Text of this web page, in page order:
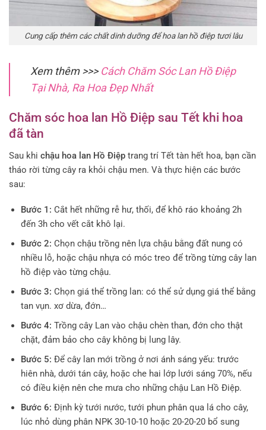
Cung cấp thêm các chất dinh dưỡng để hoa lan hồ điệp tươi lâu
Xem thêm >>>Cách Chăm Sóc Lan Hồ Điệp
Tại Nhà, Ra Hoa Đẹp Nhất
Chăm sóc hoa lan Hồ Điệp sau Tết khi hoa
đã tàn
Sau khi chậu hoa lan Hồ Điệp trang trí Tết tàn hết hoa, bạn cần
tháo rời từng cây ra khỏi chậu men. Và thực hiện các bước
sau:
Bước 1: Cắt hết những rễ hư, thối, để khô ráo khoảng 2h
đến 3h cho vết cắt khô lại.
Bước 2: Chọn chậu trồng nên lựa chậu bằng đất nung có
nhiều lỗ, hoặc chậu nhựa có móc treo để trồng từng cây lan
hồ điệp vào từng chậu.
Bước 3: Chọn giá thể trồng lan: có thể sử dụng giá thể bằng
tan vụn. xơ dừa, đớn…
Bước 4: Trồng cây Lan vào chậu chèn than, đớn cho thật
chặt, đảm bảo cho cây không bị lung lây.
Bước 5: Để cây lan mới trồng ở nơi ánh sáng yếu: trước
hiên nhà, dưới tán cây, hoặc che hai lớp lưới sáng 70%, nếu
có điều kiện nên che mưa cho những chậu Lan Hồ Điệp.
Bước 6: Định kỳ tưới nước, tưới phun phân qua lá cho cây,
lúc nhỏ dùng phân NPK 30-10-10 hoặc 20-20-20 bổ sung